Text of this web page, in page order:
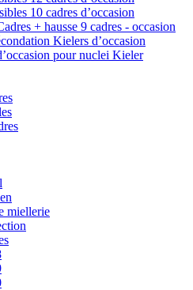
10 cadres d’occasion
+ hausse 9 cadres - occasion
Kielers d’occasion
pour nuclei Kieler
miellerie